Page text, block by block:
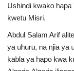
Ushindi kwako
kwetu Misri.
Abdul Salam Arif
ya uhuru, na njia ya
kabla ya hapo kwa